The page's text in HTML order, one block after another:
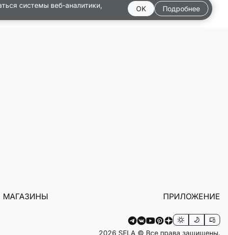
системы веб-аналитики,
OK Подробнее
МАГАЗИНЫ ПРИЛОЖЕНИЕ
2026 SELA © Все права защищены.